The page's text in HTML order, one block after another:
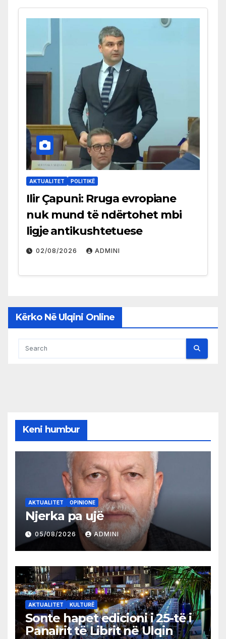
AKTUALITET POLITIKË
Ilir Çapuni: Rruga evropiane
nuk mund të ndërtohet mbi
ligje antikushtetuese
02/08/2026 ADMINI
Kërko Në Ulqini Online
Keni humbur
AKTUALITET OPINIONE
Njerka pa ujë
05/08/2026 ADMINI
AKTUALITET KULTURË
Sonte hapet edicioni i 25-të i
Panairit të Librit në Ulqin